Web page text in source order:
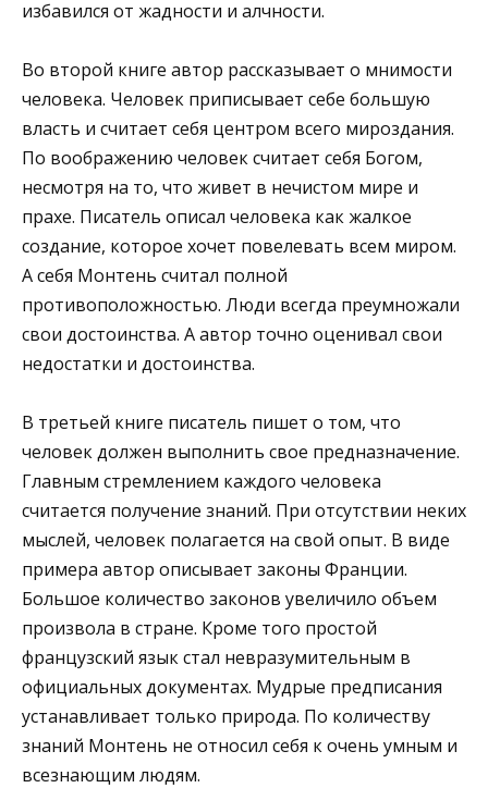
избавился от жадности и алчности.
Во второй книге автор рассказывает о мнимости
человека. Человек приписывает себе большую
власть и считает себя центром всего мироздания.
По воображению человек считает себя Богом,
несмотря на то, что живет в нечистом мире и
прахе. Писатель описал человека как жалкое
создание, которое хочет повелевать всем миром.
А себя Монтень считал полной
противоположностью. Люди всегда преумножали
свои достоинства. А автор точно оценивал свои
недостатки и достоинства.
В третьей книге писатель пишет о том, что
человек должен выполнить свое предназначение.
Главным стремлением каждого человека
считается получение знаний. При отсутствии неких
мыслей, человек полагается на свой опыт. В виде
примера автор описывает законы Франции.
Большое количество законов увеличило объем
произвола в стране. Кроме того простой
французский язык стал невразумительным в
официальных документах. Мудрые предписания
устанавливает только природа. По количеству
знаний Монтень не относил себя к очень умным и
всезнающим людям.